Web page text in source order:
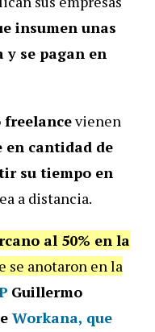
insumen unas
y se pagan en
freelancevienen
en cantidad de
su tiempo en
a distancia.
al 50% en la
se anotaron en la
Guillermo
Workana, que